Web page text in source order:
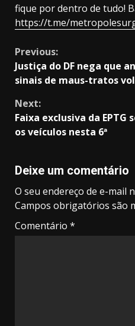
fique por dentro de tudo!
https://t.me/
Continue
Reading
Previous:
Justiça do DF nega que
sinais de maus-tratos
Next:
Faixa exclusiva da
os veículos nesta 6ª
Deixe um comentário
O seu endereço de e-mail
Campos obrigatórios são
Comentário *